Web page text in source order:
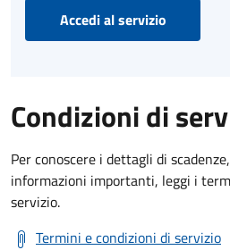
Accedi al servizio
Condizioni di
Per conoscere i dettagli di
informazioni importanti, leggi i
servizio.
Termini e condizioni di servizio